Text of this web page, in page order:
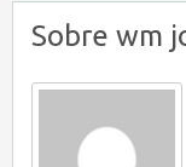
Sobre wm